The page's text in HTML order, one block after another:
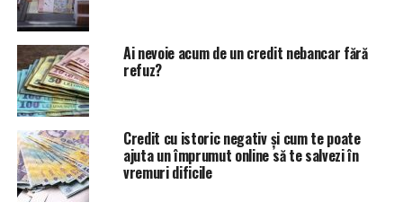
Ai nevoie acum de un credit nebancar fără
refuz?
Credit cu istoric negativ și cum te poate
ajuta un împrumut online să te salvezi în
vremuri dificile